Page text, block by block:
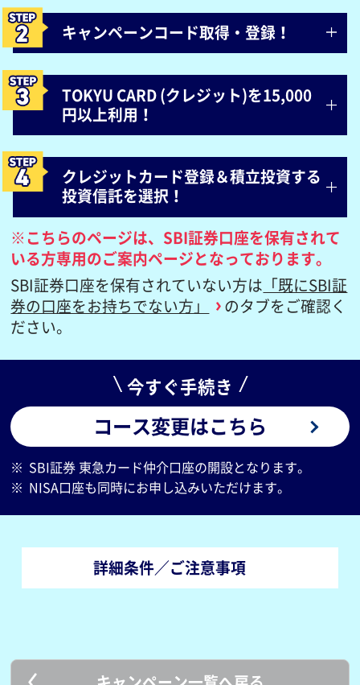
キャンペーンコード取得・登録！
TOKYU CARD (クレジット)を15,000
円以上利用！
クレジットカード登録＆積立投資する
投資信託を選択！
※こちらのページは、SBI証券口座を保有されて
いる方専用のご案内ページとなっております。
SBI証券口座を保有されていない方は 「既にSBI証
券の口座をお持ちでない方」
のタブをご確認く
ださい。
今すぐ手続き
コース変更はこちら
※
SBI証券 東急カード仲介口座の開設となります。
※
NISA口座も同時にお申し込みいただけます。
詳細条件／ご注意事項